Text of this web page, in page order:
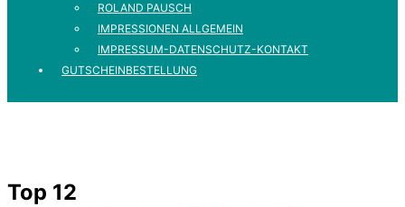
ROLAND PAUSCH
IMPRESSIONEN ALLGEMEIN
IMPRESSUM-DATENSCHUTZ-KONTAKT
GUTSCHEINBESTELLUNG
Top 12